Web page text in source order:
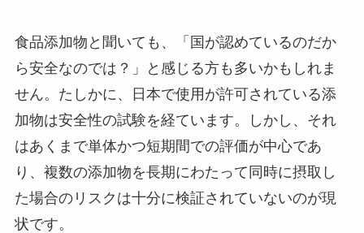
食品添加物と聞いても、「国が認めているのだか
ら安全なのでは？」と感じる方も多いかもしれま
せん。たしかに、日本で使用が許可されている添
加物は安全性の試験を経ています。しかし、それ
はあくまで単体かつ短期間での評価が中心であ
り、複数の添加物を長期にわたって同時に摂取し
た場合のリスクは十分に検証されていないのが現
状です。